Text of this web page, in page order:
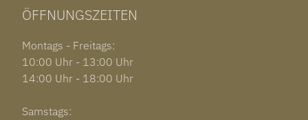
ÖFFNUNGSZEITEN
Montags - Freitags:
10:00 Uhr - 13:00 Uhr
14:00 Uhr - 18:00 Uhr
Samstags: